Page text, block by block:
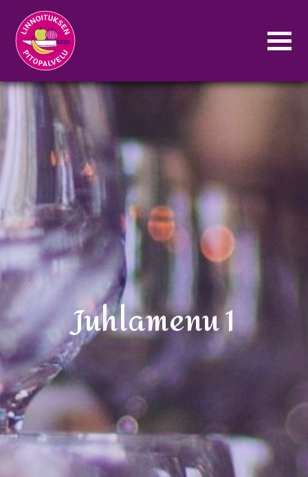
Juhlamenu 1